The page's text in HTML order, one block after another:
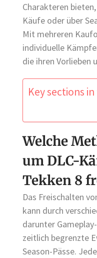
Charakteren
Käufe oder über
Mit mehreren
individuelle
die ihren Vorlieben
Key sections
Welche
um DLC-
Tekken 8
Das Freischalten
kann durch
darunter
zeitlich begrenzte
Season-Pässe.